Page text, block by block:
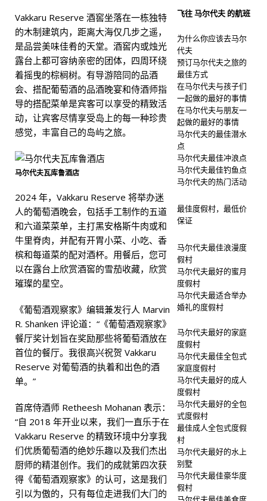
Vakkaru Reserve 酒窖坐落在一栋独特
的木制建筑内，距离大海仅几步之遥，
是品尝美味佳肴的天堂。酒窖内或烛光
露台上都可容纳亲密的团体，四周环绕
着摇曳的棕榈树。有导游陪同的品酒
会、搭配葡萄酒的品酒晚宴和侍酒师指
导的搭配菜单是宾客可以享受的精致活
动，让宾客尽情享受岛上的每一种珍贵
感觉，丰富自己的岛屿之旅。
马尔代夫瓦库鲁酒店
2024 年，Vakkaru Reserve 将举办迷
人的葡萄酒晚会，包括手工制作的五道
和六道菜菜单，主打黑安格斯牛肉或和
牛里脊肉，并配有开胃小菜、小吃、香
槟和每道菜的配对酒杯。用餐后，您可
以在露台上欣赏酒窖的雪茄收藏，欣赏
璀璨的星空。
《葡萄酒观察家》编辑兼发行人 Marvin
R. Shanken 评论道：“《葡萄酒观察家》
餐厅奖计划旨在奖励那些将葡萄酒放在
首位的餐厅。我很高兴祝贺 Vakkaru
Reserve 对葡萄酒的执着和出色的酒
单。”
首席侍酒师 Retheesh Mohanan 表示：
“自 2018 年开业以来，我们一直乐于在
Vakkaru Reserve 的精致环境中分享我
们优质葡萄酒的绝妙乐趣以及我们杰出
厨师的精湛创作。我们的成就第四次获
得《葡萄酒观察家》的认可，这是我们
引以为傲的，只有每位走进我们大门的
飞往 马尔代夫 的航班
为什么你应该去马尔
代夫
预订马尔代夫之旅的
最佳方式
在马尔代夫与孩子们
一起做的最好的事情
在马尔代夫与朋友一
起做的最好的事情
马尔代夫的最佳潜水
点
马尔代夫最佳冲浪点
马尔代夫最佳钓鱼点
马尔代夫的热门活动
最佳度假村，最低价
保证
马尔代夫最佳浪漫度
假村
马尔代夫最好的蜜月
度假村
马尔代夫最适合举办
婚礼的度假村
马尔代夫最好的家庭
度假村
马尔代夫最佳全包式
家庭度假村
马尔代夫最好的成人
度假村
马尔代夫最好的全包
式度假村
最佳成人全包式度假
村
马尔代夫最好的水上
别墅
马尔代夫最佳豪华度
假村